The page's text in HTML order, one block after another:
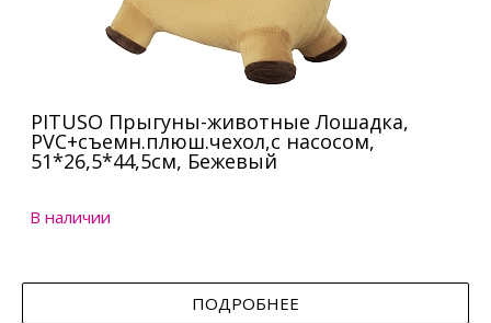
PITUSO Прыгуны-животные Лошадка,
PVC+съемн.плюш.чехол,с насосом,
51*26,5*44,5см, Бежевый
В наличии
ПОДРОБНЕЕ